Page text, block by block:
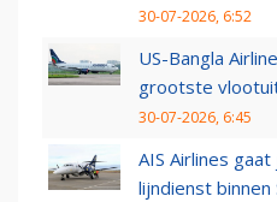
30-07-2026, 6:52
US-Bangla
grootste
30-07-2026, 6:45
AIS Airlines
lijndienst binnen